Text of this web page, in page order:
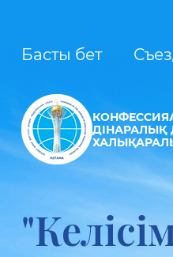
Басты бет